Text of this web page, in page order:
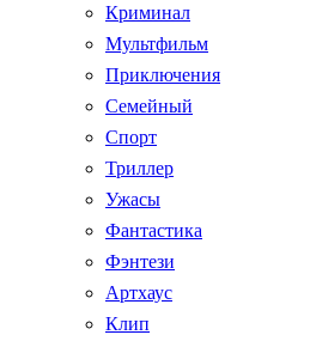
Криминал
Мультфильм
Приключения
Семейный
Спорт
Триллер
Ужасы
Фантастика
Фэнтези
Артхаус
Клип